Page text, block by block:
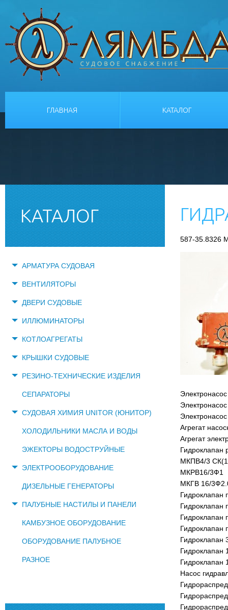
ГЛАВНАЯ КАТАЛОГ
КАТАЛОГ
АРМАТУРА СУДОВАЯ
ВЕНТИЛЯТОРЫ
ДВЕРИ СУДОВЫЕ
ИЛЛЮМИНАТОРЫ
КОТЛОАГРЕГАТЫ
КРЫШКИ СУДОВЫЕ
РЕЗИНО-ТЕХНИЧЕСКИЕ ИЗДЕЛИЯ
СЕПАРАТОРЫ
СУДОВАЯ ХИМИЯ UNITOR (ЮНИТОР)
ХОЛОДИЛЬНИКИ МАСЛА И ВОДЫ
ЭЖЕКТОРЫ ВОДОСТРУЙНЫЕ
ЭЛЕКТРООБОРУДОВАНИЕ
ДИЗЕЛЬНЫЕ ГЕНЕРАТОРЫ
ПАЛУБНЫЕ НАСТИЛЫ И ПАНЕЛИ
КАМБУЗНОЕ ОБОРУДОВАНИЕ
ОБОРУДОВАНИЕ ПАЛУБНОЕ
РАЗНОЕ
587-35.8326
Агрегат
Агрегат
МКПВ4/3
МКРВ16/3Ф1
МКГВ 16/
Гидроклапан
Гидроклапан
Гидроклапан
Гидроклапан
Гидроклапан
Гидроклапан
Гидроклапан
Насос